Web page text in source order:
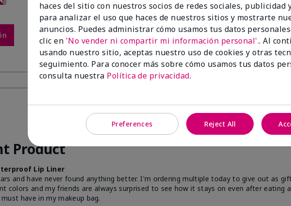
de los encuestados
recomendaría a un
amigo.
Product
Lip Liner
and have never found anything better. I'm ordering multiple today to give out as
colors and my friends are always surprised to see how it stays on even after eating
have in my makeup bag.
haces del sitio con nuestros socios de redes sociales, publicidad
para analizar el uso que haces de nuestros sitios y mostrarte
anuncios. Puedes administrar cómo usamos tus datos
clic en 'No vender ni compartir mi información personal'.. Al
usando nuestro sitio, aceptas nuestro uso de cookies y otras
seguimiento. Para conocer más sobre cómo usamos tus datos
consulta nuestra Política de privacidad.
Preferences Reject All